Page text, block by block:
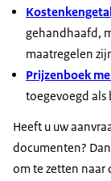
gehandhaafd,
maatregelen
Prijzenboek
toegevoegd
Heeft u uw
documenten?
om te zetten naar